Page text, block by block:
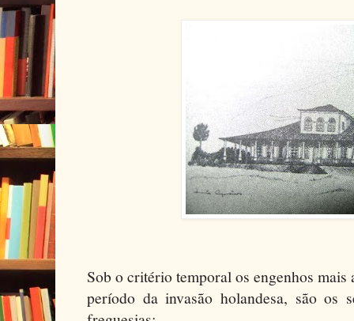
Sob o critério temporal os engenhos mais
período da invasão holandesa, são os